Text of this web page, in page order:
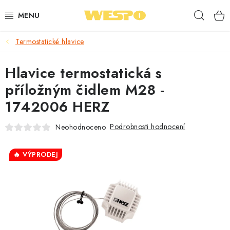
na
ARMATURY PRO TOPENÍ A VODU
TOPENÍ A OHŘEV VODY
TVAROVKY A TRUBKY
VODOINSTALACE
NÁŘADÍ
🏷️ VÝPRODEJ
Termostatické hlavice
Hlavice termostatická s
příložným čidlem M28 -
1742006 HERZ
Neohodnoceno Podrobnosti hodnocení
🔥 VÝPRODEJ